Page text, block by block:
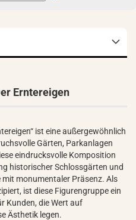
Erntereigen
ist eine außergewöhnlich
Gärten, Parkanlagen
eindrucksvolle Komposition
historischer Schlossgärten und
monumentaler Präsenz. Als
ist diese Figurengruppe ein
Kunden, die Wert auf
Ästhetik legen.